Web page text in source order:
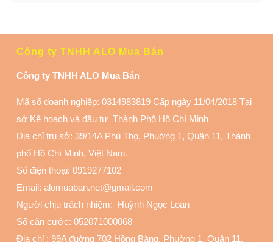
Công ty TNHH ALO Mua Bán
Công ty TNHH ALO Mua Bán
Mã số doanh nghiệp: 0314983819 Cấp ngày 11/04/2018 Tại
sở Kế hoạch và đầu tư Thành Phố Hồ Chí Minh
Địa chỉ trụ sở: 39/14A Phú Thọ, Phuờng 1, Quận 11, Thành
phố Hồ Chí Minh, Việt Nam.
Số điện thoại: 0919277102
Email: alomuaban.net@gmail.com
Người chịu trách nhiệm: Huỳnh Ngọc Loan
Số căn cước: 052071000068
Địa chỉ : 99A đuờng 702 Hồng Bàng, Phuờng 1, Quận 11,